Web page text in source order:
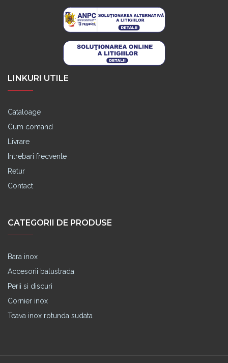
LINKURI UTILE
Cataloage
Cum comand
Livrare
Intrebari frecvente
Retur
Contact
CATEGORII DE PRODUSE
Bara inox
Accesorii balustrada
Perii si discuri
Cornier inox
Teava inox rotunda sudata